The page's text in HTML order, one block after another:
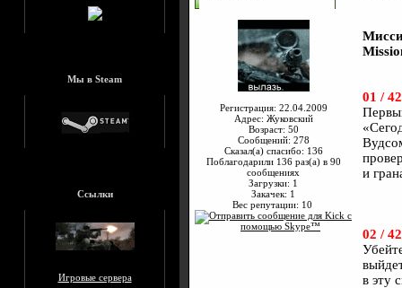
Мы в Steam
Ссылки
Игровые сервера
Регистрация: 22.04.2009
Адрес: Жуковский
Возраст: 50
Сообщений: 278
Сказал(а) спасибо: 136
Поблагодарили 136 раз(а) в 90
сообщениях
Загрузки: 1
Закачек: 1
Вес репутации: 10
01 / 42
и
02 / 42
в эту